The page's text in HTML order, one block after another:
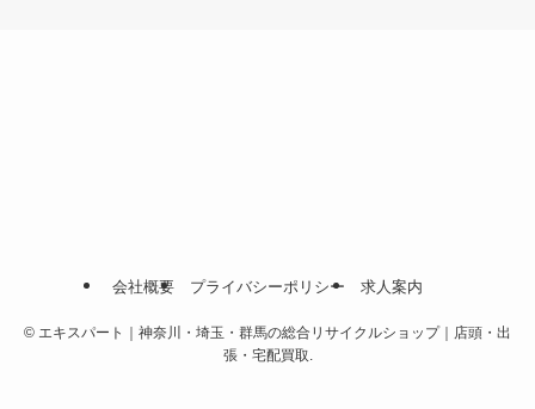
会社概要 プライバシーポリシー 求人案内
© エキスパート｜神奈川・埼玉・群馬の総合リサイクルショップ｜店頭・出
張・宅配買取.